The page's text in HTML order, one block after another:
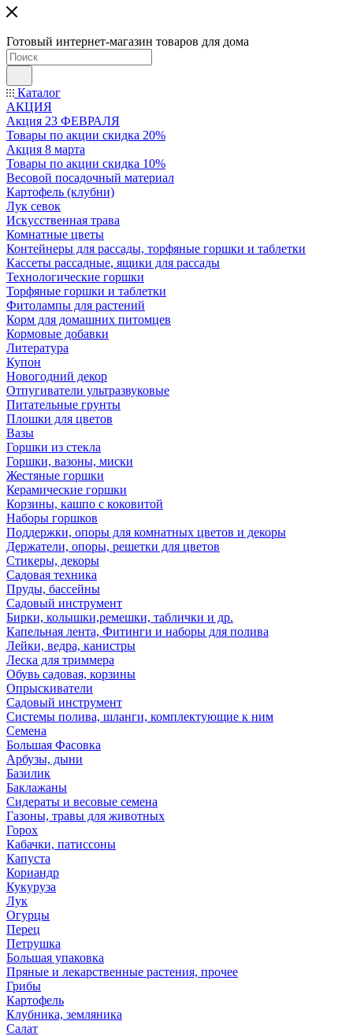
Готовый интернет-магазин товаров для дома
Каталог
АКЦИЯ
Акция 23 ФЕВРАЛЯ
Товары по акции скидка 20%
Акция 8 марта
Товары по акции скидка 10%
Весовой посадочный материал
Картофель (клубни)
Лук севок
Искусственная трава
Комнатные цветы
Контейнеры для рассады, торфяные горшки и таблетки
Кассеты рассадные, ящики для рассады
Технологические горшки
Торфяные горшки и таблетки
Фитолампы для растений
Корм для домашних питомцев
Кормовые добавки
Литература
Купон
Новогодний декор
Отпугиватели ультразвуковые
Питательные грунты
Плошки для цветов
Вазы
Горшки из стекла
Горшки, вазоны, миски
Жестяные горшки
Керамические горшки
Корзины, кашпо с коковитой
Наборы горшков
Поддержки, опоры для комнатных цветов и декоры
Держатели, опоры, решетки для цветов
Стикеры, декоры
Садовая техника
Пруды, бассейны
Садовый инструмент
Бирки, колышки,ремешки, таблички и др.
Капельная лента, Фитинги и наборы для полива
Лейки, ведра, канистры
Леска для триммера
Обувь садовая, корзины
Опрыскиватели
Садовый инструмент
Системы полива, шланги, комплектующие к ним
Семена
Большая Фасовка
Арбузы, дыни
Базилик
Баклажаны
Сидераты и весовые семена
Газоны, травы для животных
Горох
Кабачки, патиссоны
Капуста
Кориандр
Кукуруза
Лук
Огурцы
Перец
Петрушка
Большая упаковка
Пряные и лекарственные растения, прочее
Грибы
Картофель
Клубника, земляника
Салат